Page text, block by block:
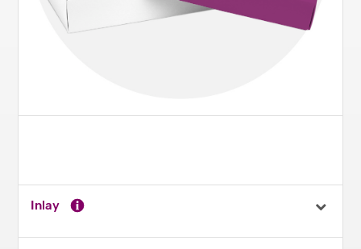
Inlay